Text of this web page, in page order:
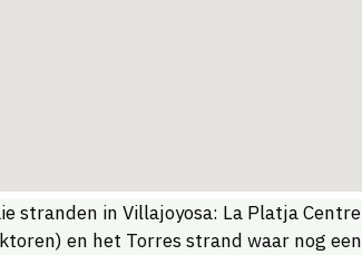
stranden in Villajoyosa: La Platja Centre
en het Torres strand waar nog een